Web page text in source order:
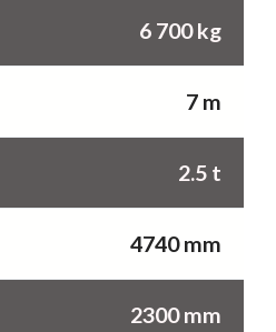
6 700 kg
7 m
2.5 t
4740 mm
2300 mm